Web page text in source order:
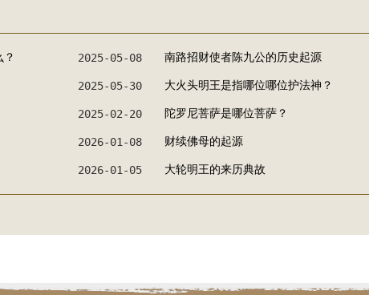
？ 2025-05-08 南路招财使者陈九公的历史起源
2025-05-30 大火头明王是指哪位哪位护法神？
2025-02-20 陀罗尼菩萨是哪位菩萨？
2026-01-08 财续佛母的起源
2026-01-05 大轮明王的来历典故